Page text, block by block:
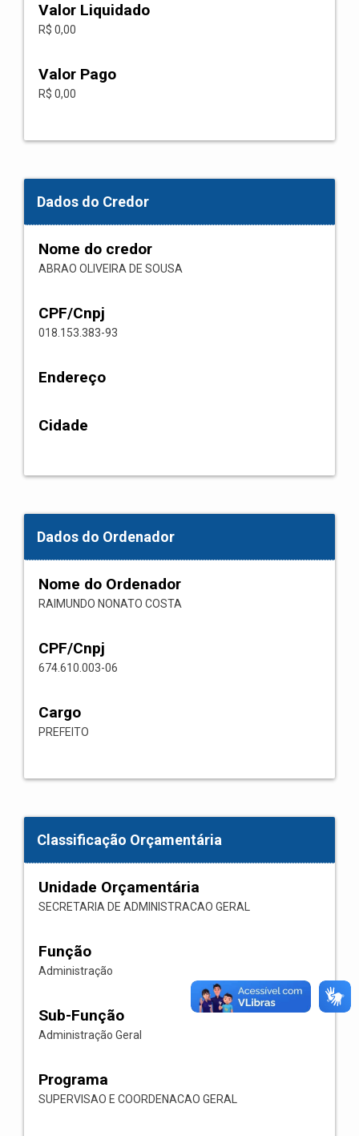
Valor Liquidado
R$ 0,00
Valor Pago
R$ 0,00
Dados do Credor
Nome do credor
ABRAO OLIVEIRA DE SOUSA
CPF/Cnpj
018.153.383-93
Endereço
Cidade
Dados do Ordenador
Nome do Ordenador
RAIMUNDO NONATO COSTA
CPF/Cnpj
674.610.003-06
Cargo
PREFEITO
Classificação Orçamentária
Unidade Orçamentária
SECRETARIA DE ADMINISTRACAO GERAL
Função
Administração
Sub-Função
Administração Geral
Programa
SUPERVISAO E COORDENACAO GERAL